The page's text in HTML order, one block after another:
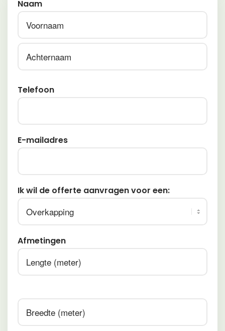
Naam
Telefoon
E-mailadres
Ik wil de offerte aanvragen voor een:
Afmetingen